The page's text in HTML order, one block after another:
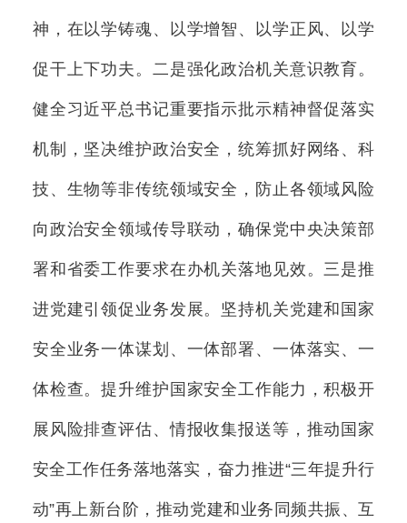
神，在以学铸魂、以学增智、以学正风、以学
促干上下功夫。二是强化政治机关意识教育。
健全习近平总书记重要指示批示精神督促落实
机制，坚决维护政治安全，统筹抓好网络、科
技、生物等非传统领域安全，防止各领域风险
向政治安全领域传导联动，确保党中央决策部
署和省委工作要求在办机关落地见效。三是推
进党建引领促业务发展。坚持机关党建和国家
安全业务一体谋划、一体部署、一体落实、一
体检查。提升维护国家安全工作能力，积极开
展风险排查评估、情报收集报送等，推动国家
安全工作任务落地落实，奋力推进“三年提升行
动”再上新台阶，推动党建和业务同频共振、互